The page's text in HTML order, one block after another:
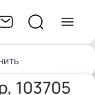
103705
103705